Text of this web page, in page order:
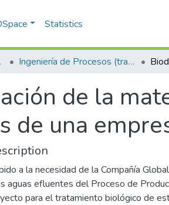
Statistics
Ingeniería de Procesos (trabajo de grado)
de la
de una
a la necesidad de la Compañía
aguas efluentes del Proceso de
para el tratamiento biológico de